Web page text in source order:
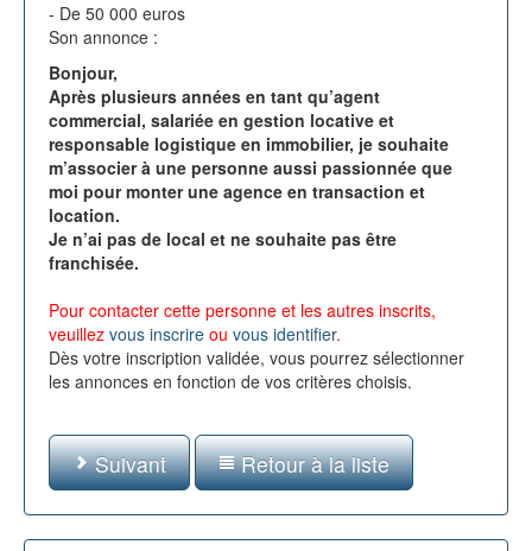
- De 50 000 euros
Son annonce :
Bonjour,
Après plusieurs années en tant qu’agent
commercial, salariée en gestion locative et
responsable logistique en immobilier, je souhaite
m’associer à une personne aussi passionnée que
moi pour monter une agence en transaction et
location.
Je n’ai pas de local et ne souhaite pas être
franchisée.
Pour contacter cette personne et les autres inscrits,
veuillez vous inscrire ou vous identifier.
Dès votre inscription validée, vous pourrez sélectionner
les annonces en fonction de vos critères choisis.
Suivant Retour à la liste